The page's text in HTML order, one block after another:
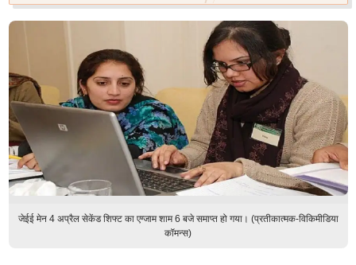
जेईई मेन 4 अप्रैल सेकेंड शिफ्ट का एग्जाम शाम 6 बजे समाप्त हो गया। (प्रतीकात्मक-विकिमीडिया
कॉमन्स)